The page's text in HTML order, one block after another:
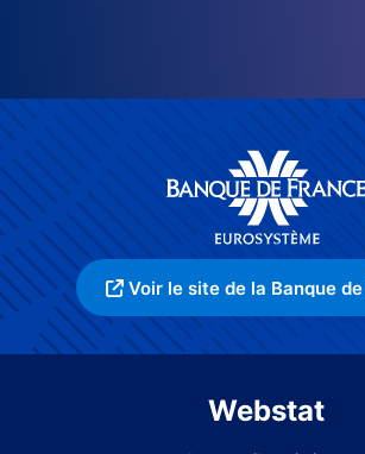
Voir le site de la Banque
Webstat